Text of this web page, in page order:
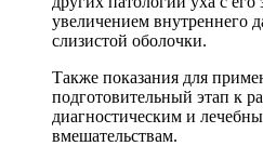
увеличением внутреннего
слизистой оболочки.
Также показания для
подготовительный этап к
диагностическим и
вмешательствам.